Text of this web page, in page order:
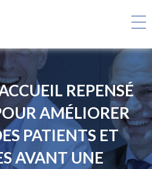
REPENSÉ
AMÉLIORER
PATIENTS ET
AVANT UNE